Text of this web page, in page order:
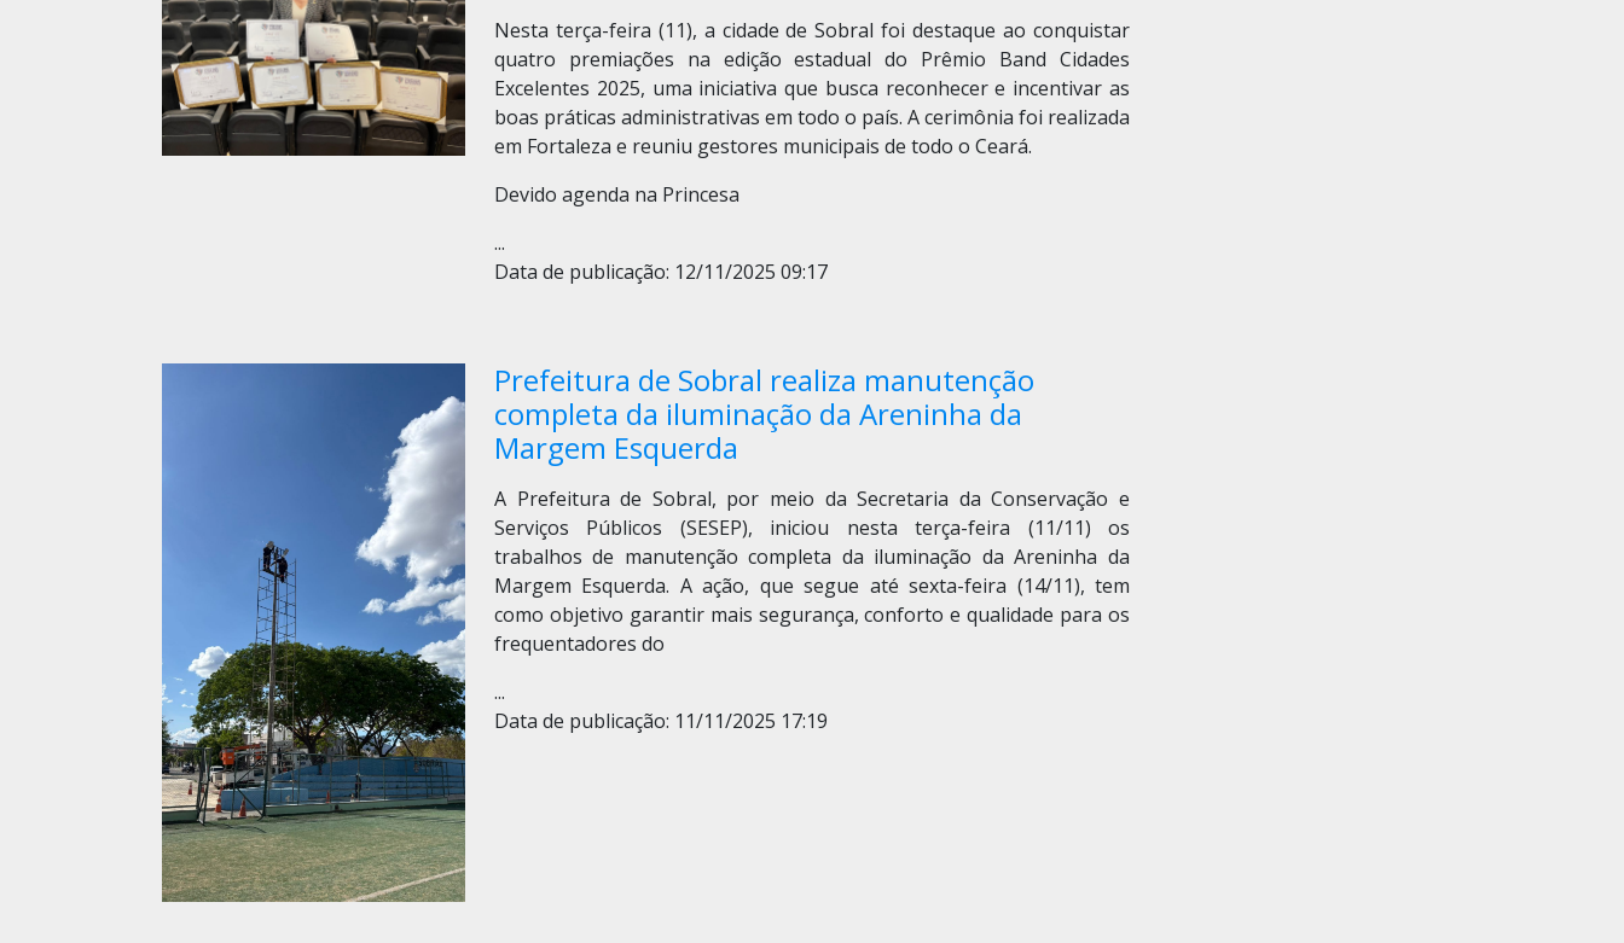
Nesta terça-feira (11), a cidade de Sobral foi destaque ao conquistar
quatro premiações na edição estadual do Prêmio Band Cidades
Excelentes 2025, uma iniciativa que busca reconhecer e incentivar as
boas práticas administrativas em todo o país. A cerimônia foi realizada
em Fortaleza e reuniu gestores municipais de todo o Ceará.
Devido agenda na Princesa
...
Data de publicação: 12/11/2025 09:17
Prefeitura de Sobral realiza manutenção
completa da iluminação da Areninha da
Margem Esquerda
A Prefeitura de Sobral, por meio da Secretaria da Conservação e
Serviços Públicos (SESEP), iniciou nesta terça-feira (11/11) os
trabalhos de manutenção completa da iluminação da Areninha da
Margem Esquerda. A ação, que segue até sexta-feira (14/11), tem
como objetivo garantir mais segurança, conforto e qualidade para os
frequentadores do
...
Data de publicação: 11/11/2025 17:19